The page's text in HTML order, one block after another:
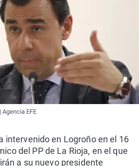
EFE
intervenido en Logroño en el 16
del PP de La Rioja, en el que
a su nuevo presidente